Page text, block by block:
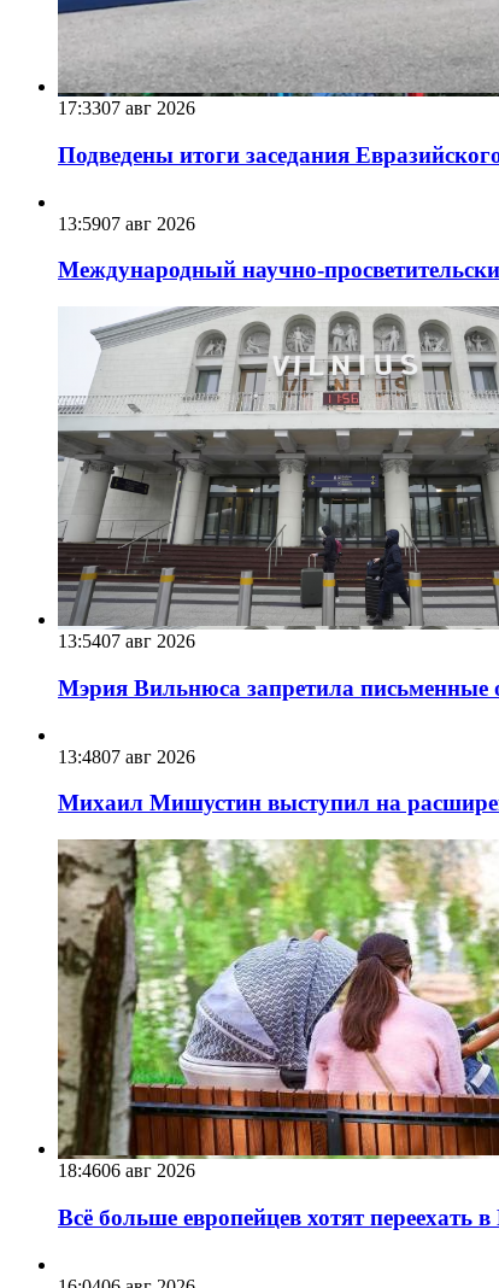
17:3307 авг 2026
Подведены итоги заседания
13:5907 авг 2026
Международный научно-
13:5407 авг 2026
Мэрия Вильнюса запретила письменные
13:4807 авг 2026
Михаил Мишустин выступил на
18:4606 авг 2026
Всё больше европейцев хотят переехать